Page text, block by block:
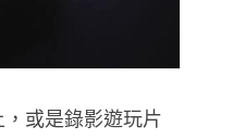
或是錄影遊玩片